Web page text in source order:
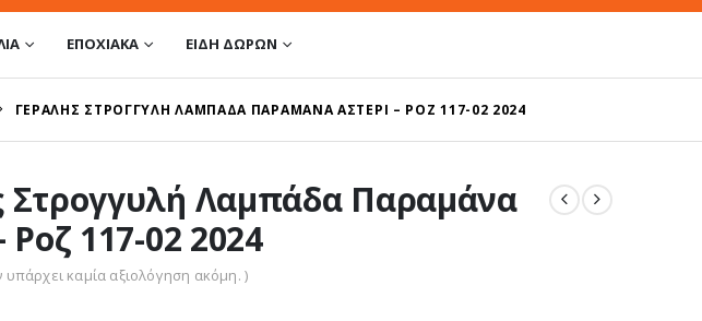
ΕΠΟΧΙΑΚΆ ΕΊΔΗ ΔΏΡΩΝ
ΓΕΡΑΛΉΣ ΣΤΡΟΓΓΥΛΉ ΛΑΜΠΆΔΑ ΠΑΡΑΜΆΝΑ ΑΣΤΈΡΙ – ΡΟΖ 117-02 2024
Στρογγυλή Λαμπάδα Παραμάνα
Ροζ 117-02 2024
υπάρχει καμία αξιολόγηση ακόμη. )